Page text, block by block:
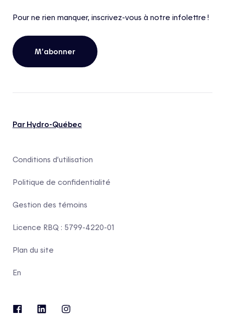
Pour ne rien manquer, inscrivez-vous à notre infolettre !
M’abonner
Par Hydro-Québec
Conditions d’utilisation
Politique de confidentialité
Gestion des témoins
Licence RBQ : 5799-4220-01
Plan du site
En